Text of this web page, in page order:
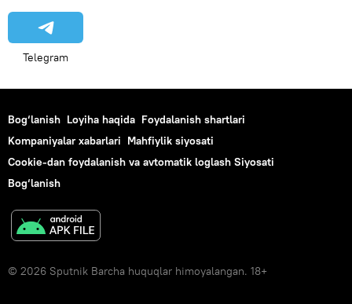
Telegram
Bog‘lanish Loyiha haqida Foydalanish shartlari
Kompaniyalar xabarlari Mahfiylik siyosati
Cookie-dan foydalanish va avtomatik loglash Siyosati
Bog‘lanish
© 2026 Sputnik Barcha huquqlar himoyalangan. 18+